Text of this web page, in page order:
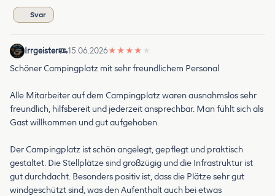
Svar
Irrgeister 15.06.2026★ ★ ★ ★ ★
Schöner Campingplatz mit sehr freundlichem Personal
Alle Mitarbeiter auf dem Campingplatz waren ausnahmslos sehr
freundlich, hilfsbereit und jederzeit ansprechbar. Man fühlt sich als
Gast willkommen und gut aufgehoben.
Der Campingplatz ist schön angelegt, gepflegt und praktisch
gestaltet. Die Stellplätze sind großzügig und die Infrastruktur ist
gut durchdacht. Besonders positiv ist, dass die Plätze sehr gut
windgeschützt sind, was den Aufenthalt auch bei etwas